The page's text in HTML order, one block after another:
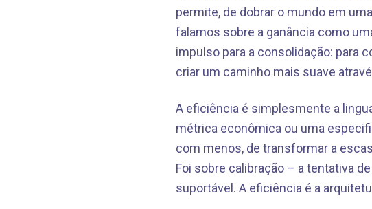
permite, de dobrar o mundo em
falamos sobre a ganância como
impulso para a consolidação: para
criar um caminho mais suave
A eficiência é simplesmente a
métrica econômica ou uma
com menos, de transformar a
Foi sobre calibração – a tentativa
suportável. A eficiência é a